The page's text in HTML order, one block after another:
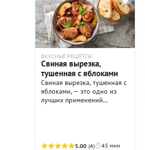
ВКУСНЫЕ РЕЦЕПТЫ
Свиная вырезка,
тушенная с яблоками
Свиная вырезка, тушенная с
яблоками, — это одно из
лучших применений
мягкая и быстро готовится.
5.00 (4) 45 мин